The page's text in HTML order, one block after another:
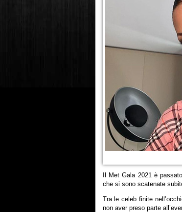
Il Met Gala 2021 è
che si sono scatenate
Tra le celeb finite
non aver preso parte